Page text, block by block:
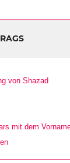
von Shazad
mit dem